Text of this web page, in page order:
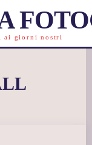
ai giorni nostri